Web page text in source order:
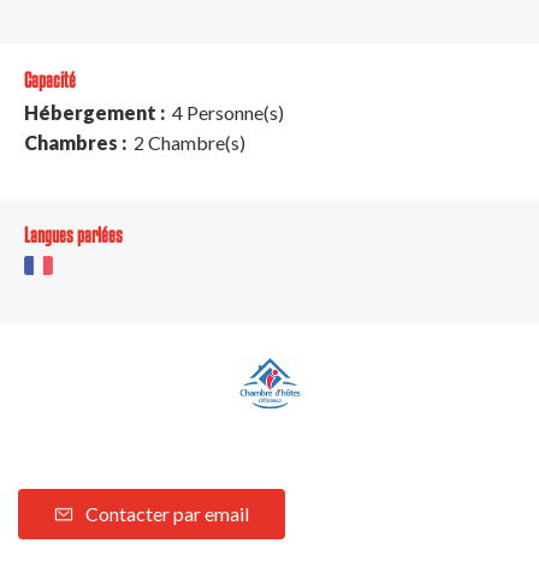
Capacité
Hébergement : 4 Personne(s)
Chambres : 2 Chambre(s)
Langues parlées
Contacter par email